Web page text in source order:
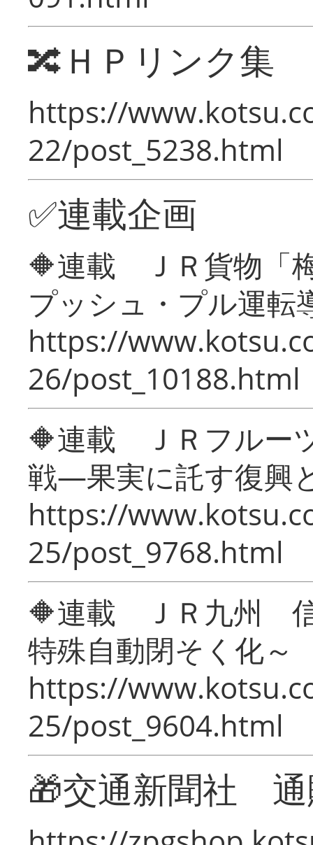
🔀ＨＰリンク集
https://
22/post_5238.html
✅連載企画
🔶連載 ＪＲ貨物「
プッシュ・プル運転
https://
26/post_10188.html
🔶連載 ＪＲフルー
戦―果実に託す復興
https://
25/post_9768.html
🔶連載 ＪＲ九州 信
特殊自動閉そく化～
https://
25/post_9604.html
🎁交通新聞社